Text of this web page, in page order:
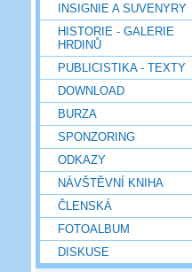
INSIGNIE A SUVENYRY
HISTORIE - GALERIE
HRDINŮ
PUBLICISTIKA - TEXTY
DOWNLOAD
BURZA
SPONZORING
ODKAZY
NÁVŠTĚVNÍ KNIHA
ČLENSKÁ
FOTOALBUM
DISKUSE